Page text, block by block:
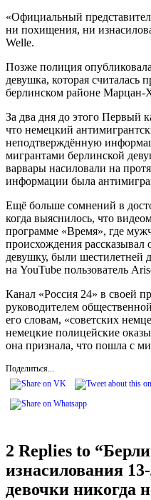
«Официальный
ни похищения, ни
Welle.
Позже полиция
девушка, которая считалась
берлинском районе Марцан-
За два дня до этого Первый
что немецкий
неподтверждённую
мигрантами берлинской
варвары насиловали на
информации была
Ещё больше сомнений в
когда выяснилось, что
программе «Время», где
происхождения
девушку, были шестилетней
на YouTube пользователь
Канал «Россия 24» в своей
руководителем
его словам, «советских
немецкие полицейские
она признала, что пошла с
Поделиться...
2 Replies to “
изнасилования
девочки никогда